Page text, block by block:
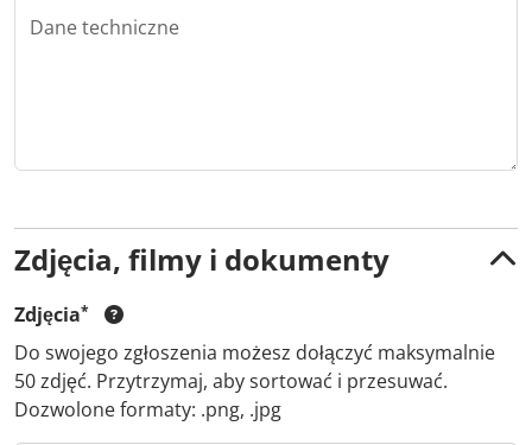
Dane techniczne
Zdjęcia, filmy i dokumenty
Zdjęcia
Do swojego zgłoszenia możesz dołączyć maksymalnie
50 zdjęć. Przytrzymaj, aby sortować i przesuwać.
Dozwolone formaty: .png, .jpg